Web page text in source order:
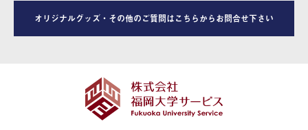
オリジナルグッズ・その他のご質問はこちらからお問合せ下さい